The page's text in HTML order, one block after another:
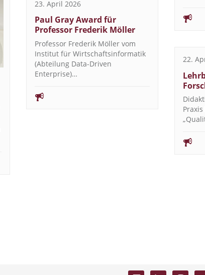
23. April 2026
Paul Gray Award für
Professor Frederik Möller
Professor Frederik Möller vom
Institut für Wirtschaftsinformatik
(Abteilung Data-Driven
Enterprise)…
22.